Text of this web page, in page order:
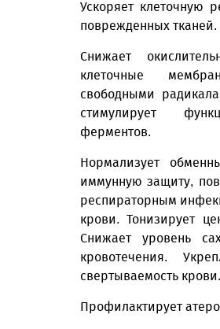
Ускоряет клеточную
поврежденных тканей.
Снижает
клеточные
свободными
стимулирует
ферментов.
Нормализует
иммунную защиту,
респираторным
крови. Тонизирует
Снижает уровень
кровотечения.
свертываемость
Профилактирует